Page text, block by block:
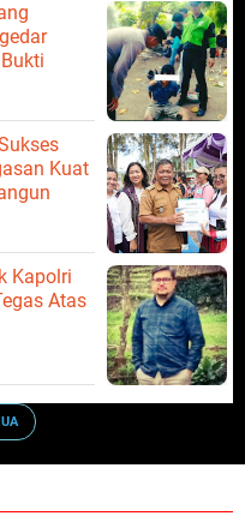
Kuat
Kapolri
Atas